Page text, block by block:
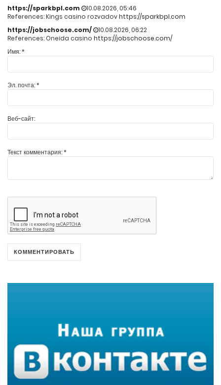
https://sparkbpl.com
10.08.2026, 05:46
References: Kings casino rozvadovhttps://sparkbpl.com
https://jobschoose.com/
10.08.2026, 06:22
References: Oneida casino https://jobschoose.com/
Имя:*
Эл. почта:*
Веб-сайт:
Текст комментария:*